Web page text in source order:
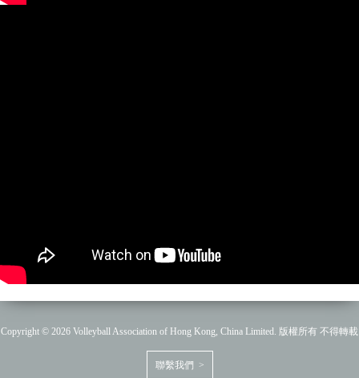
Copyright © 2026 Volleyball Association of Hong Kong, China Limited. 版權所有 不得轉載
聯繫我們 >